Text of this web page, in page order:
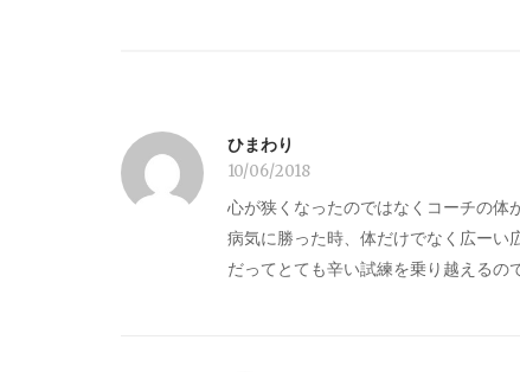
ひまわり
10/06/2018
心が狭くなったのではなくコーチの体
病気に勝った時、体だけでなく広ーい
だってとても辛い試練を乗り越えるの